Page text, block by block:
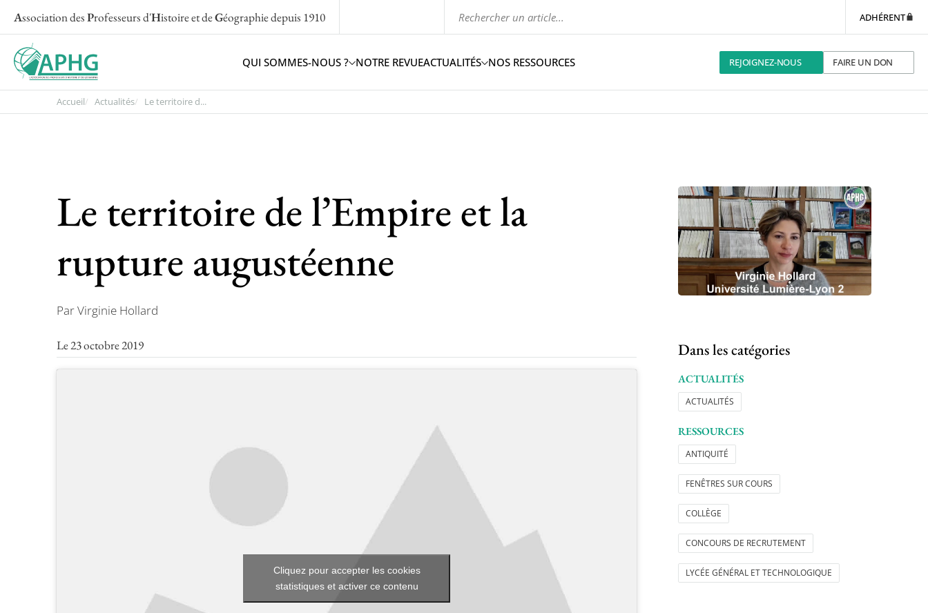
Association desProfesseurs d'Histoire et deGéographiedepuis 1910 ADHÉRENT
QUI SOMMES-NOUS ? NOTRE REVUEACTUALITÉS NOS RESSOURCES REJOIGNEZ-NOUS FAIRE UN DON
Accueil Actualités Le territoire d...
Le territoire de l’Empire et la
rupture augustéenne
Par Virginie Hollard
Le 23 octobre 2019
Cliquez pour accepter les cookies
statistiques et activer ce contenu
Dans les catégories
ACTUALITÉS
ACTUALITÉS
RESSOURCES
ANTIQUITÉ
FENÊTRES SUR COURS
COLLÈGE
CONCOURS DE RECRUTEMENT
LYCÉE GÉNÉRAL ET TECHNOLOGIQUE